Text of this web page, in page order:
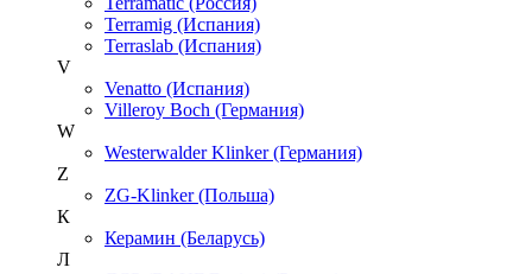
Terramig (Испания)
Terraslab (Испания)
V
Venatto (Испания)
Villeroy Boch (Германия)
W
Westerwalder Klinker (Германия)
Z
ZG-Klinker (Польша)
К
Керамин (Беларусь)
Л